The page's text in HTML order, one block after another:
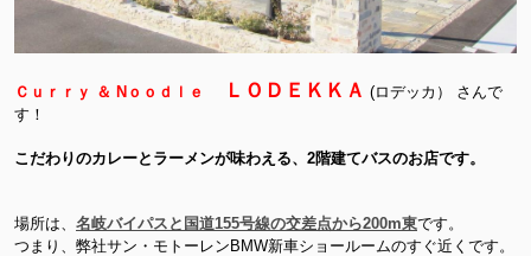
Ｃｕｒｒｙ ＆ Nｏｏｄｌｅ ＬＯＤＥＫＫＡ (ロデッカ） さんで
す！
こだわりのカレーとラーメンが味わえる、2階建てバスのお店です。
場所は、 名岐バイパスと国道155号線の交差点から200m東です。
つまり、弊社サン・モトーレンBMW新車ショールームのすぐ近くです。